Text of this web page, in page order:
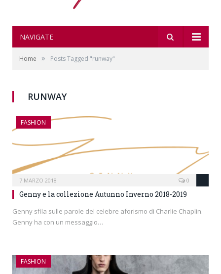
NAVIGATE
Home » Posts Tagged "runway"
RUNWAY
FASHION
7 MARZO 2018 0
Genny e la collezione Autunno Inverno 2018-2019
Genny sfila sulle parole del celebre aforismo di Charlie Chaplin.
Genny ha con un messaggio…
FASHION